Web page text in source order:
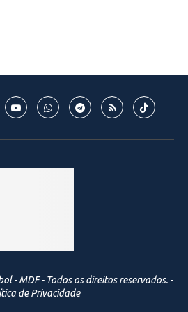
- MDF - Todos os direitos reservados. -
de Privacidade